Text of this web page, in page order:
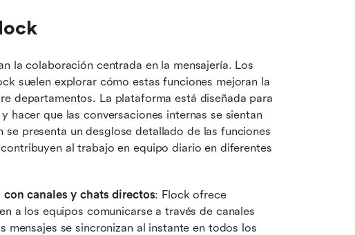
la colaboración centrada en la mensajería. Los
departamentos. La plataforma está diseñada para
que las conversaciones internas se sientan
presenta un desglose detallado de las funciones
al trabajo en equipo diario en diferentes
canales y chats directos: Flock ofrece
a los equipos comunicarse a través de canales
mensajes se sincronizan al instante en todos los